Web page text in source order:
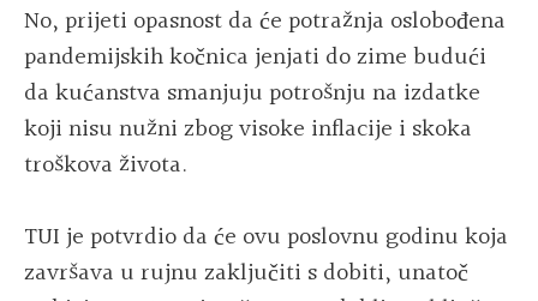
No, prijeti opasnost da će potražnja oslobođena
pandemijskih kočnica jenjati do zime budući
da kućanstva smanjuju potrošnju na izdatke
koji nisu nužni zbog visoke inflacije i skoka
troškova života.
TUI je potvrdio da će ovu poslovnu godinu koja
završava u rujnu zaključiti s dobiti, unatoč